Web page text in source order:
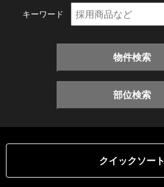
キーワード
物件検索
部位検索
クイックソート